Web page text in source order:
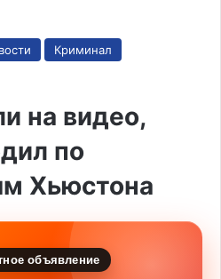
Криминал
на видео,
по
Хьюстона
объявление